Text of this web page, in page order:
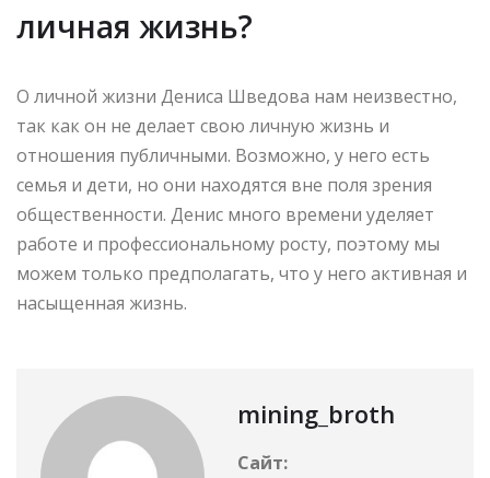
личная жизнь?
О личной жизни Дениса Шведова нам неизвестно,
так как он не делает свою личную жизнь и
отношения публичными. Возможно, у него есть
семья и дети, но они находятся вне поля зрения
общественности. Денис много времени уделяет
работе и профессиональному росту, поэтому мы
можем только предполагать, что у него активная и
насыщенная жизнь.
mining_broth
Сайт: